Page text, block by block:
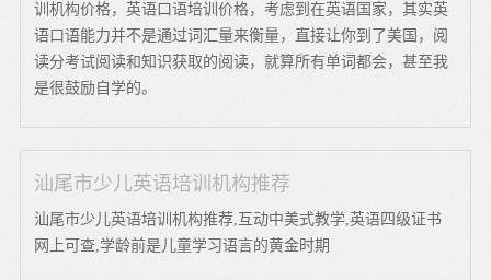
训机构价格，英语口语培训价格，考虑到在英语国家，其实英
语口语能力并不是通过词汇量来衡量，直接让你到了美国，阅
读分考试阅读和知识获取的阅读，就算所有单词都会，甚至我
是很鼓励自学的。
汕尾市少儿英语培训机构推荐
汕尾市少儿英语培训机构推荐,互动中美式教学,英语四级证书
网上可查,学龄前是儿童学习语言的黄金时期